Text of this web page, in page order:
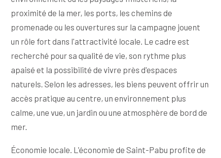
proximité de la mer, les ports, les chemins de
promenade ou les ouvertures sur la campagne jouent
un rôle fort dans l'attractivité locale. Le cadre est
recherché pour sa qualité de vie, son rythme plus
apaisé et la possibilité de vivre près d'espaces
naturels. Selon les adresses, les biens peuvent offrir un
accès pratique au centre, un environnement plus
calme, une vue, un jardin ou une atmosphère de bord de
mer.
Économie locale. L'économie de Saint-Pabu profite de